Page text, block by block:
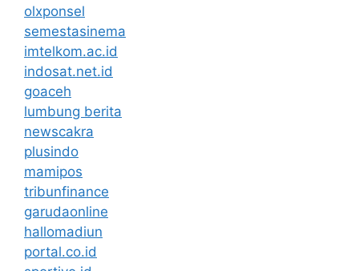
olxponsel
semestasinema
imtelkom.ac.id
indosat.net.id
goaceh
lumbung berita
newscakra
plusindo
mamipos
tribunfinance
garudaonline
hallomadiun
portal.co.id